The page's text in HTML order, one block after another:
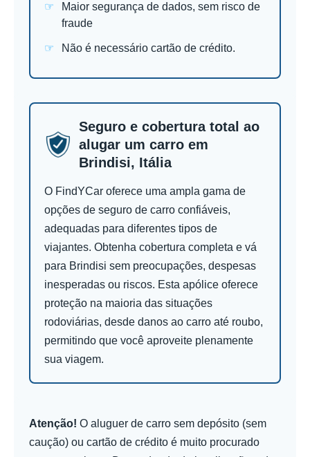
Maior segurança de dados, sem risco de
fraude
Não é necessário cartão de crédito.
Seguro e cobertura total ao
alugar um carro em
Brindisi, Itália
O FindYCar oferece uma ampla gama de
opções de seguro de carro confiáveis,
adequadas para diferentes tipos de
viajantes. Obtenha cobertura completa e vá
para Brindisi sem preocupações, despesas
inesperadas ou riscos. Esta apólice oferece
proteção na maioria das situações
rodoviárias, desde danos ao carro até roubo,
permitindo que você aproveite plenamente
sua viagem.
Atenção! O aluguer de carro sem depósito (sem
caução) ou cartão de crédito é muito procurado